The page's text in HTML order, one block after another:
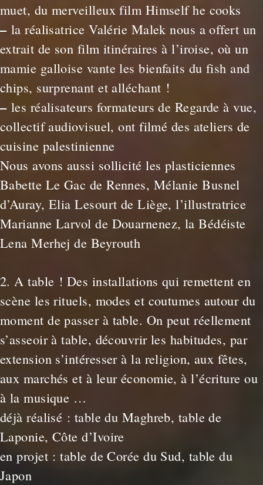
muet, du merveilleux film Himself he cooks
–la réalisatrice Valérie Malek nous a offert un
extrait de son film itinéraires à l’iroise, où un
mamie galloise vante les bienfaits du fish and
chips, surprenant et alléchant !
–les réalisateurs formateurs de Regarde à vue,
collectif audiovisuel, ont filmé des ateliers de
cuisine palestinienne
Nous avons aussi sollicité les plasticiennes
Babette Le Gac de Rennes, Mélanie Busnel
d’Auray, Elia Lesourt de Liège, l’illustratrice
Marianne Larvol de Douarnenez, la Bédéiste
Lena Merhej de Beyrouth
2. A table ! Des installations qui remettent en
scène les rituels, modes et coutumes autour du
moment de passer à table. On peut réellement
s’asseoir à table, découvrir les habitudes, par
extension s’intéresser à la religion, aux fêtes,
aux marchés et à leur économie, à l’écriture ou
à la musique …
déjà réalisé : table du Maghreb, table de
Laponie, Côte d’Ivoire
en projet : table de Corée du Sud, table du
Japon